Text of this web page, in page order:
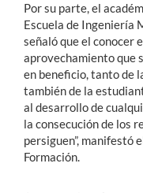
Por su parte, el
Escuela de Ingeniería
señaló que el conocer
aprovechamiento que
en beneficio, tanto de
también de la
al desarrollo de
la consecución de los
persiguen”, manifestó
Formación.